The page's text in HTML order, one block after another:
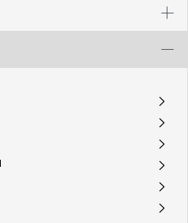
A
A
A
A
A
A